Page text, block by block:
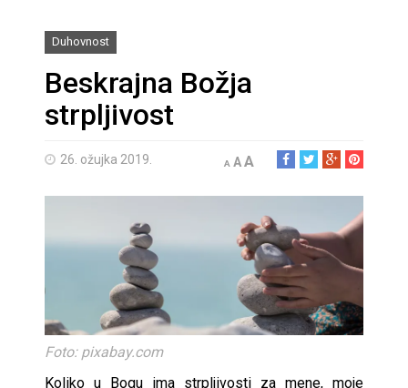
Duhovnost
Beskrajna Božja
strpljivost
26. ožujka 2019. A AA
Foto: pixabay.com
Koliko u Bogu ima strpljivosti za mene, moje